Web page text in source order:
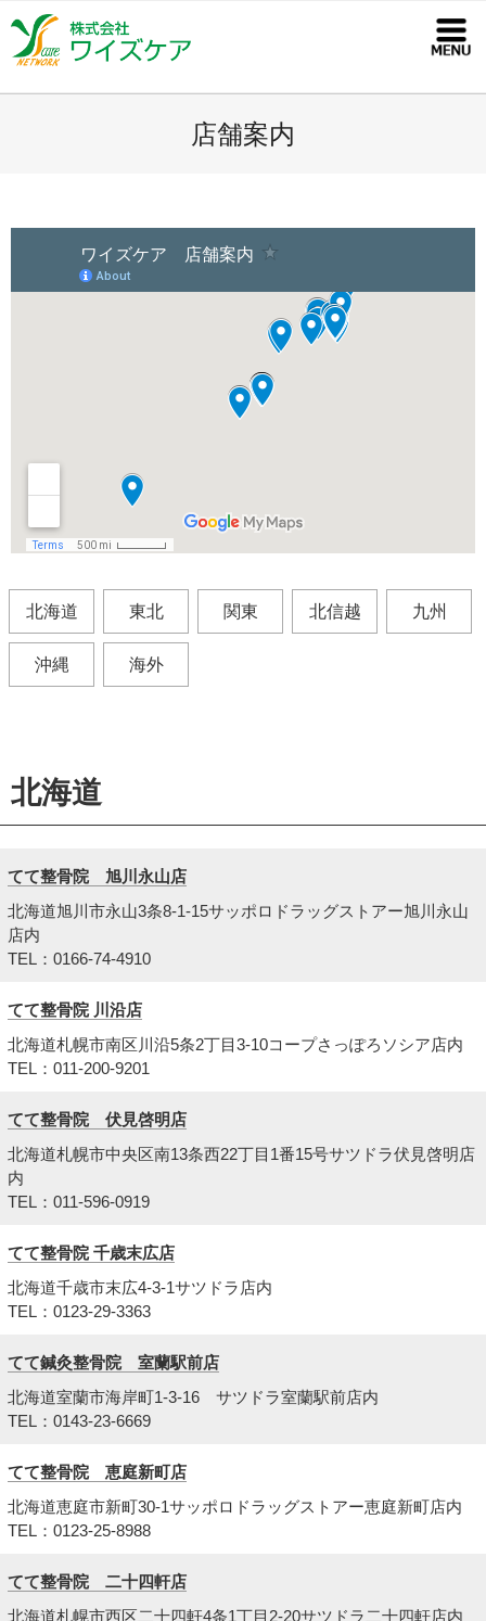
ン
店舗案内
北海道 東北 関東 北信越 九州
沖縄 海外
北海道
てて整骨院 旭川永山店
北海道旭川市永山3条8-1-15サッポロドラッグストアー旭川永山
店内
TEL：0166-74-4910
てて整骨院 川沿店
北海道札幌市南区川沿5条2丁目3-10コープさっぽろソシア店内
TEL：011-200-9201
てて整骨院 伏見啓明店
北海道札幌市中央区南13条西22丁目1番15号サツドラ伏見啓明店
内
TEL：011-596-0919
てて整骨院 千歳末広店
北海道千歳市末広4-3-1サツドラ店内
TEL：0123-29-3363
てて鍼灸整骨院 室蘭駅前店
北海道室蘭市海岸町1-3-16 サツドラ室蘭駅前店内
TEL：0143-23-6669
てて整骨院 恵庭新町店
北海道恵庭市新町30-1サッポロドラッグストアー恵庭新町店内
TEL：0123-25-8988
てて整骨院 二十四軒店
北海道札幌市西区二十四軒4条1丁目2-20サツドラ二十四軒店内